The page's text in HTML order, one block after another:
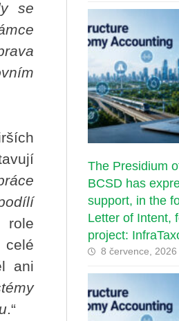
se
role
celé
ani
.“
The Presidium
BCSD has
support, in the
Letter of Intent,
project:
8 července, 2026